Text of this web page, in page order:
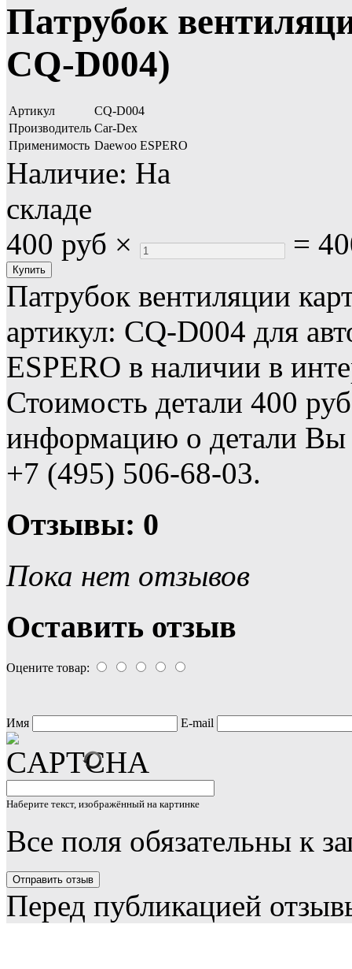
Патрубок
CQ-D004)
Артикул
CQ-D004
Производитель Car-Dex
Применимость Daewoo ESPERO
Наличие: На
складе
400 руб × =
Патрубок вентиляции
артикул: CQ-D004 для
ESPERO в наличии в
Стоимость детали 400
информацию о детали Вы
+7 (495) 506-68-03.
Отзывы: 0
Пока нет отзывов
Оставить отзыв
Оцените товар:
Имя E-mail
Наберите текст, изображённый на картинке
Все поля обязательны к
Перед публикацией